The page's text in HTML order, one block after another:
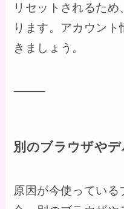
リセットされるた
ります。アカウン
きましょう。
⸻
別のブラウザや
原因が今使ってい